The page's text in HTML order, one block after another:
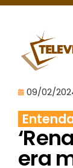
09/02/
era